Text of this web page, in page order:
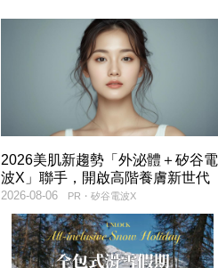
2026美肌新趨勢「外泌體＋矽谷電
波X」聯手，開啟高階養膚新世代
PR・矽谷電波X
2026-08-06